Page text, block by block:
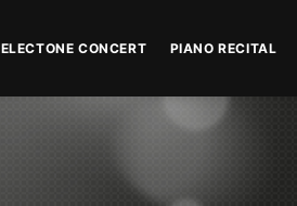
ELECTONE CONCERT PIANO RECITAL